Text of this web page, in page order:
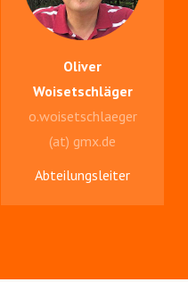
Oliver
Woisetschläger
o.woisetschlaeger
(at) gmx.de
Abteilungsleiter